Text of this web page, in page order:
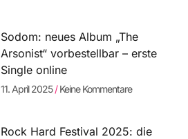
Sodom: neues Album „The
Arsonist“ vorbestellbar – erste
Single online
11. April 2025 Keine Kommentare
Rock Hard Festival 2025: die